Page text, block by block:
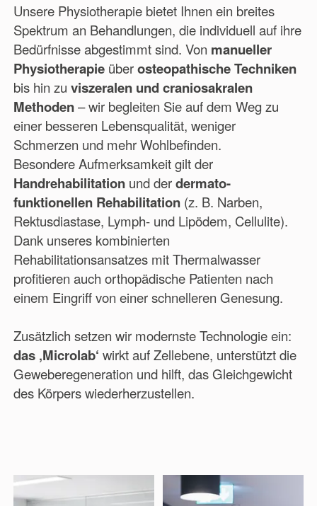
Unsere Physiotherapie bietet Ihnen ein breites
Spektrum an Behandlungen, die individuell auf ihre
Bedürfnisse abgestimmt sind. Von manueller
Physiotherapieüberosteopathische Techniken
bis hin zu viszeralen und craniosakralen
Methoden– wir begleiten Sie auf dem Weg zu
einer besseren Lebensqualität, weniger
Schmerzen und mehr Wohlbefinden.
Besondere Aufmerksamkeit gilt der
Handrehabilitationund derdermato-
funktionellen Rehabilitation(z. B. Narben,
Rektusdiastase, Lymph- und Lipödem, Cellulite).
Dank unseres kombinierten
Rehabilitationsansatzes mit Thermalwasser
profitieren auch orthopädische Patienten nach
einem Eingriff von einer schnelleren Genesung.
Zusätzlich setzen wir modernste Technologie ein:
das ‚Microlab‘ wirkt auf Zellebene, unterstützt die
Geweberegeneration und hilft, das Gleichgewicht
des Körpers wiederherzustellen.